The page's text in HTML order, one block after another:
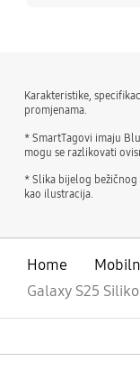
Karakteristike,
promjenama.
* SmartTagovi imaju
mogu se razlikovati
* Slika bijelog
kao ilustracija.
Home
Galaxy S25